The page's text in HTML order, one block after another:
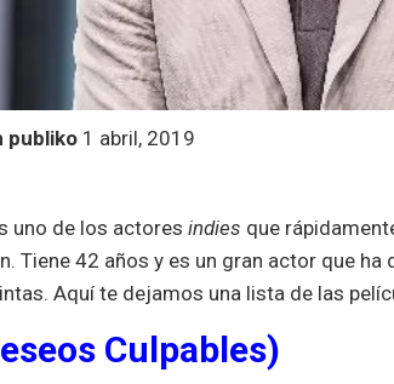
publiko 1 abril, 2019
uno de los actores indies que
Tiene 42 años y es un gran actor que
Aquí te dejamos una lista de las
Culpables)